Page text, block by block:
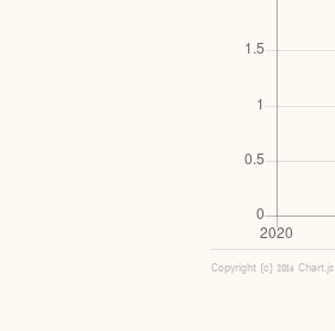
Copyright (c) 2016 Chart.js